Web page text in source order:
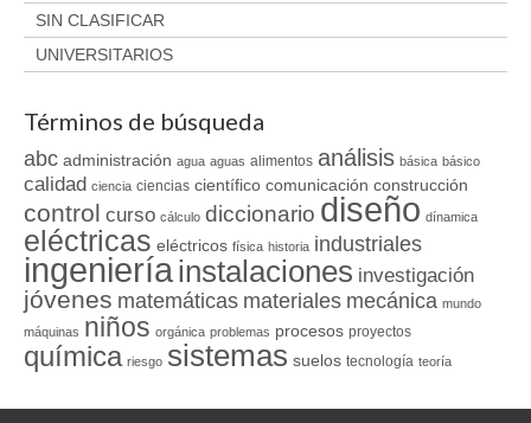
SIN CLASIFICAR
UNIVERSITARIOS
Términos de búsqueda
abc administración agua aguas alimentos análisis básica básico
calidad ciencia ciencias científico comunicación construcción
control curso cálculo diccionario diseño dínamica
eléctricas eléctricos física historia industriales
ingeniería instalaciones investigación
jóvenes matemáticas materiales mecánica mundo
máquinas niños orgánica problemas procesos proyectos
química riesgo sistemas suelos tecnología teoría